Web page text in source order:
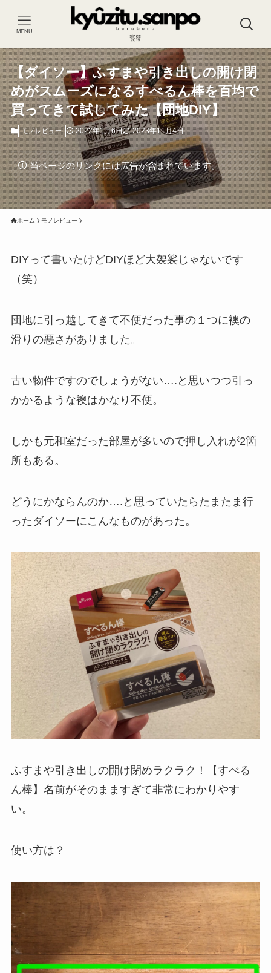
MENU
【ダイソー】ふすまや引き出しの開け閉
めがスムーズになるすべるん棒を百均で
買ってきて試してみた【団地DIY】
モノレビュー 2022年1月6日 2023年11月4日
当ページのリンクには広告が含まれています。
ホーム モノレビュー
DIYって書いたけどDIYほど大袈裟じゃないです
（笑）
団地に引っ越してきて不便だった事の１つに襖の
滑りの悪さがありました。
古い物件ですのでしょうがない….と思いつつ引っ
かかるような襖はかなり不便。
しかも元和室だった部屋が多いので押し入れが2箇
所もある。
どうにかならんのか….と思っていたらたまたま行
ったダイソーにこんなものがあった。
ふすまや引き出しの開け閉めラクラク！【すべる
ん棒】名前がそのまますぎて非常にわかりやす
い。
使い方は？